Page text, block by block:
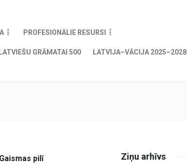
PROFESIONĀLIE RESURSI
LATVIEŠU GRĀMATAI 500 LATVIJA–VĀCIJA 2025–2028
pilī
Ziņu arhīvs